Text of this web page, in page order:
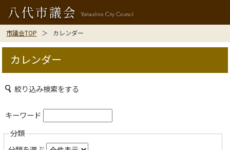
市議会TOP カレンダー
カレンダー
絞り込み検索をする
キーワード
分類